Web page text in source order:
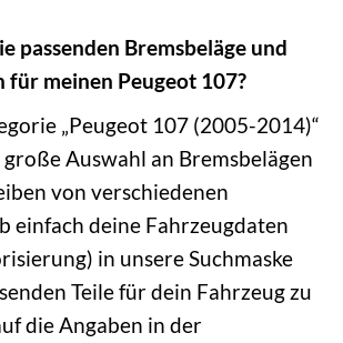
passenden Bremsbeläge und
für meinen Peugeot 107?
„Peugeot 107 (2005-2014)“
Auswahl an Bremsbelägen
von verschiedenen
einfach deine Fahrzeugdaten
in unsere Suchmaske
Teile für dein Fahrzeug zu
die Angaben in der